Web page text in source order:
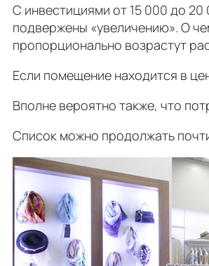
С инвестициями от 15 000 до
подвержены «увеличению». О
пропорционально возрастут
Если помещение находится в
Вполне вероятно также, что
Список можно продолжать